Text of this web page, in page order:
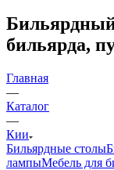
Бильярдный
бильярда,
Главная
—
Каталог
—
Кии
Бильярдные столы
лампыМебель для